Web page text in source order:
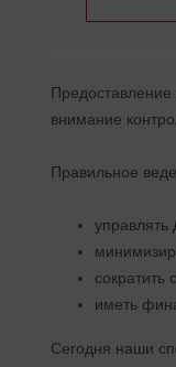
внимание
Правильное
сократить
иметь
Сегодня наши